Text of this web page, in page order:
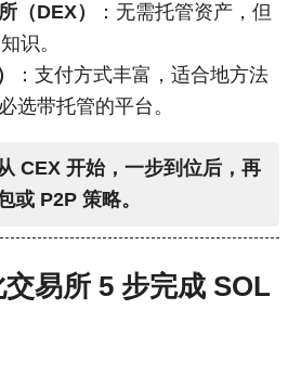
（DEX）
：无需托管资产，但
识。
：支付方式丰富，适合地方法
选带托管的平台。
CEX 开始，一步到位后，再
或 P2P 策略。
易所 5 步完成 SOL